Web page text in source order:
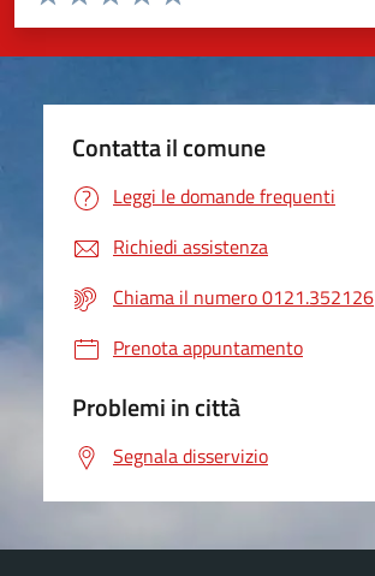
Valuta 5 stelle su 5
Valuta 4 stelle su 5
Valuta 3 stelle su 5
Valuta 2 stelle su 5
Valuta 1 stelle su 5
Contatta il comune
Leggi le domande frequenti
Richiedi assistenza
Chiama il numero 0121.352126
Prenota appuntamento
Problemi in città
Segnala disservizio